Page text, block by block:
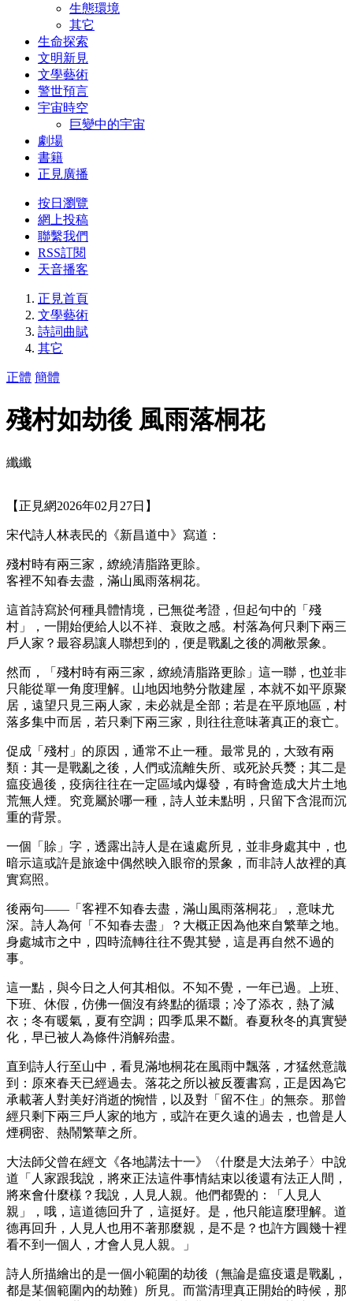
生態環境
其它
生命探索
文明新見
文學藝術
警世預言
宇宙時空
巨變中的宇宙
劇場
書籍
正見廣播
按日瀏覽
網上投稿
聯繫我們
RSS訂閱
天音播客
正見首頁
文學藝術
詩詞曲賦
其它
正體 簡體
殘村如劫後 風雨落桐花
纖纖
【正見網2026年02月27日】
宋代詩人林表民的《新昌道中》寫道：
殘村時有兩三家，繚繞清脂路更賒。
客裡不知春去盡，滿山風雨落桐花。
這首詩寫於何種具體情境，已無從考證，但起句中的「殘
村」，一開始便給人以不祥、衰敗之感。村落為何只剩下兩三
戶人家？最容易讓人聯想到的，便是戰亂之後的凋敝景象。
然而，「殘村時有兩三家，繚繞清脂路更賒」這一聯，也並非
只能從單一角度理解。山地因地勢分散建屋，本就不如平原聚
居，遠望只見三兩人家，未必就是全部；若是在平原地區，村
落多集中而居，若只剩下兩三家，則往往意味著真正的衰亡。
促成「殘村」的原因，通常不止一種。最常見的，大致有兩
類：其一是戰亂之後，人們或流離失所、或死於兵燹；其二是
瘟疫過後，疫病往往在一定區域內爆發，有時會造成大片土地
荒無人煙。究竟屬於哪一種，詩人並未點明，只留下含混而沉
重的背景。
一個「賒」字，透露出詩人是在遠處所見，並非身處其中，也
暗示這或許是旅途中偶然映入眼帘的景象，而非詩人故裡的真
實寫照。
後兩句——「客裡不知春去盡，滿山風雨落桐花」，意味尤
深。詩人為何「不知春去盡」？大概正因為他來自繁華之地。
身處城市之中，四時流轉往往不覺其變，這是再自然不過的
事。
這一點，與今日之人何其相似。不知不覺，一年已過。上班、
下班、休假，仿佛一個沒有終點的循環；冷了添衣，熱了減
衣；冬有暖氣，夏有空調；四季瓜果不斷。春夏秋冬的真實變
化，早已被人為條件消解殆盡。
直到詩人行至山中，看見滿地桐花在風雨中飄落，才猛然意識
到：原來春天已經過去。落花之所以被反覆書寫，正是因為它
承載著人對美好消逝的惋惜，以及對「留不住」的無奈。那曾
經只剩下兩三戶人家的地方，或許在更久遠的過去，也曾是人
煙稠密、熱鬧繁華之所。
大法師父曾在經文《各地講法十一》〈什麼是大法弟子〉中說
道「人家跟我說，將來正法這件事情結束以後還有法正人間，
將來會什麼樣？我說，人見人親。他們都覺的：「人見人
親」，哦，這道德回升了，這挺好。是，他只能這麼理解。道
德再回升，人見人也用不著那麼親，是不是？也許方圓幾十裡
看不到一個人，才會人見人親。」
詩人所描繪出的是一個小範圍的劫後（無論是瘟疫還是戰亂，
都是某個範圍內的劫難）所見。而當清理真正開始的時候，那